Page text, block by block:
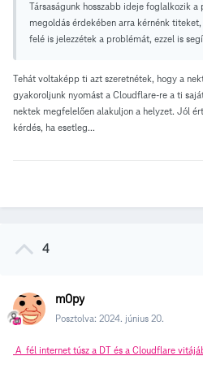
Társaságunk hosszabb ideje foglalkozik
megoldás érdekében arra kérnénk
felé is jelezzétek a problémát, ezzel is
Tehát voltaképp ti azt szeretnétek, hogy a
gyakoroljunk nyomást a Cloudflare-re a ti
nektek megfelelően alakuljon a helyzet. Jól
kérdés, ha esetleg...
4
m0py
Posztolva: 2024. június 20.
A fél internet túsz a DT és a Cloudflare